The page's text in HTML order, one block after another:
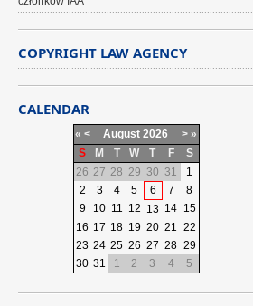
COPYRIGHT LAW AGENCY
CALENDAR
« < August 2026 > »
S
M T W T F
S
26 27 28 29 30 31
1
2
3 4 5 6 7
8
9
10 11 12 13 14 15
16 17 18 19 20 21 22
23 24 25 26 27 28 29
30 31 1 2 3 4 5